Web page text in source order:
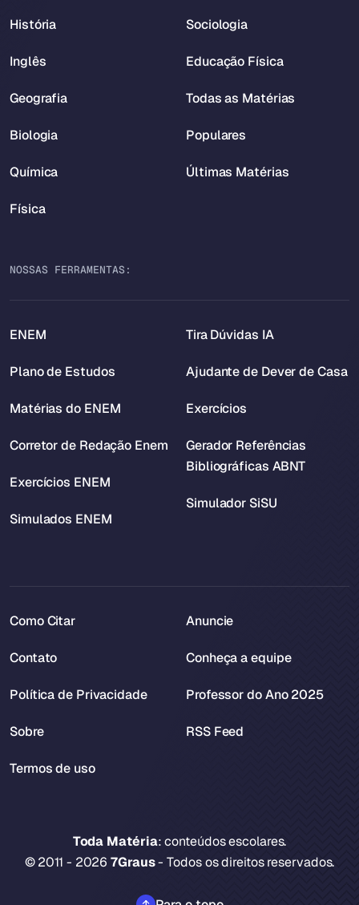
História
Inglês
Geografia
Biologia
Química
Física
Sociologia
Educação Física
Todas as Matérias
Populares
Últimas Matérias
NOSSAS FERRAMENTAS:
ENEM
Plano de Estudos
Matérias do ENEM
Corretor de Redação Enem
Exercícios ENEM
Simulados ENEM
Tira Dúvidas IA
Ajudante de Dever de Casa
Exercícios
Gerador Referências
Bibliográficas ABNT
Simulador SiSU
Toda Matéria: conteúdos escolares.
© 2011 - 20267Graus- Todos os direitos reservados.
Como Citar
Contato
Política de Privacidade
Sobre
Termos de uso
Anuncie
Conheça a equipe
Professor do Ano 2025
RSS Feed